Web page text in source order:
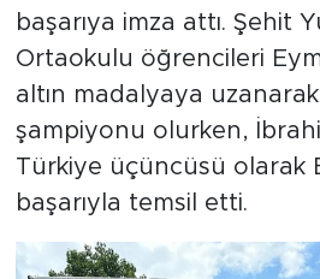
başarıya imza attı. Şehit
Ortaokulu öğrencileri
altın madalyaya
şampiyonu olurken,
Türkiye üçüncüsü olarak
başarıyla temsil etti.